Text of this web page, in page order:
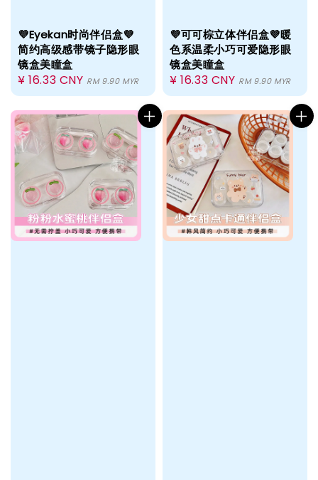
💜Eyekan时尚伴侣盒💜
简约高级感带镜子隐形眼
镜盒美瞳盒
Regular
price
¥ 16.33 CNY RM 9.90 MYR
💜可可棕立体伴侣盒💜暖
色系温柔小巧可爱隐形眼
镜盒美瞳盒
Regular
price
¥ 16.33 CNY RM 9.90 MYR